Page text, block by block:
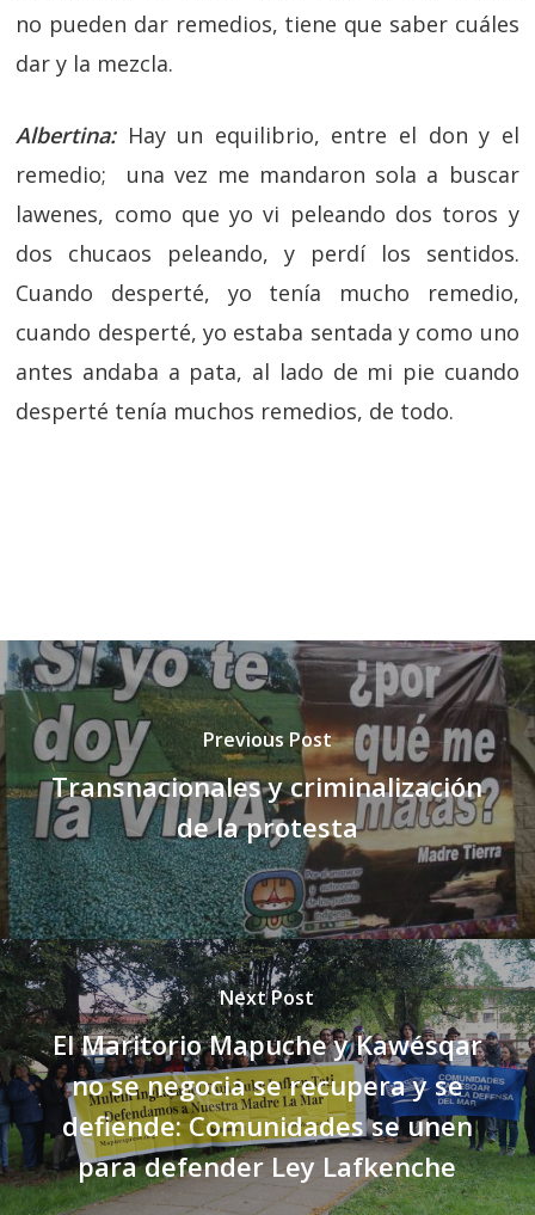
no pueden dar remedios, tiene que saber cuáles
dar y la mezcla.
Albertina:Hay un equilibrio, entre el don y el
remedio; una vez me mandaron sola a buscar
lawenes, como que yo vi peleando dos toros y
dos chucaos peleando, y perdí los sentidos.
Cuando desperté, yo tenía mucho remedio,
cuando desperté, yo estaba sentada y como uno
antes andaba a pata, al lado de mi pie cuando
desperté tenía muchos remedios, de todo.
Previous Post
Transnacionales y criminalización
de la protesta
Next Post
El Maritorio Mapuche y Kawésqar
no se negocia se recupera y se
defiende: Comunidades se unen
para defender Ley Lafkenche